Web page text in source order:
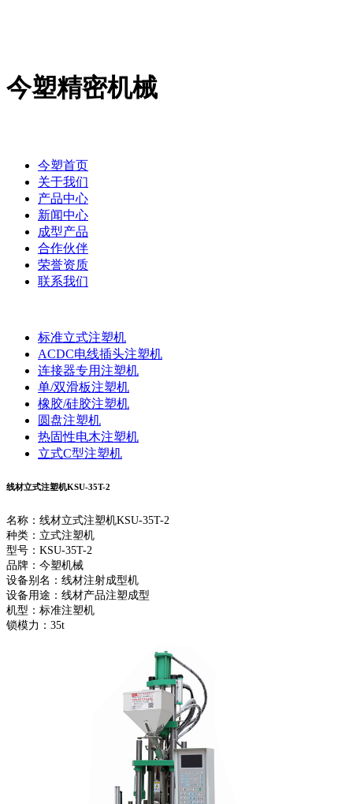
今塑精密机械
今塑首页
关于我们
产品中心
新闻中心
成型产品
合作伙伴
荣誉资质
联系我们
标准立式注塑机
ACDC电线插头注塑机
连接器专用注塑机
单/双滑板注塑机
橡胶/硅胶注塑机
圆盘注塑机
热固性电木注塑机
立式C型注塑机
线材立式注塑机KSU-35T-2
名称：线材立式注塑机KSU-35T-2
种类：立式注塑机
型号：KSU-35T-2
品牌：今塑机械
设备别名：线材注射成型机
设备用途：线材产品注塑成型
机型：标准注塑机
锁模力：35t